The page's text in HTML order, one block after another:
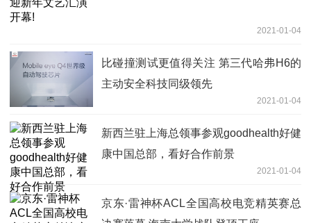
2021-01-04
比碰撞测试更值得关注 第三代哈弗H6的
主动安全科技同级领先
2021-01-04
新西兰驻上海总领事参观goodhealth好健
康中国总部，看好合作前景
2021-01-04
京东·雷神杯ACL全国高校电竞精英赛总